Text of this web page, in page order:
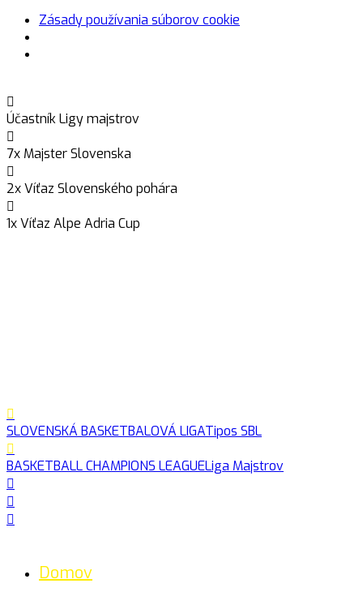
Zásady používania súborov cookie
Účastník Ligy majstrov
7x Majster Slovenska
2x Víťaz Slovenského pohára
1x Víťaz Alpe Adria Cup
SLOVENSKÁ BASKETBALOVÁ LIGATipos SBL
BASKETBALL CHAMPIONS LEAGUELiga Majstrov
Domov